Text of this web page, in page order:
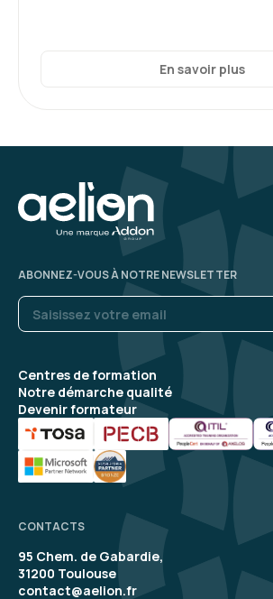
En savoir plus
Centres de formation
Notre démarche qualité
Devenir formateur
ABONNEZ-VOUS À NOTRE NEWSLETTER
CONTACTS
95 Chem. de Gabardie,
31200 Toulouse
contact@aelion.fr